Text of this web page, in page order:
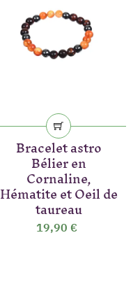
Bracelet astro
Bélier en
Cornaline,
Hématite et Oeil de
taureau
19,90 €